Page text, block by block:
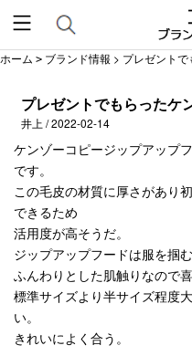
ホーム > ブランド情報 > プレゼント
プレゼントでもらったケ
井上 / 2022-02-14
ケンゾーコピージップアップ
です。
この毛皮の材質に厚さがあり
できるため
活用度が高そうだ。
ジップアップフードは服を掴
ふんわりとした肌触りなので
標準サイズより半サイズ程度
い。
きれいによく合う。